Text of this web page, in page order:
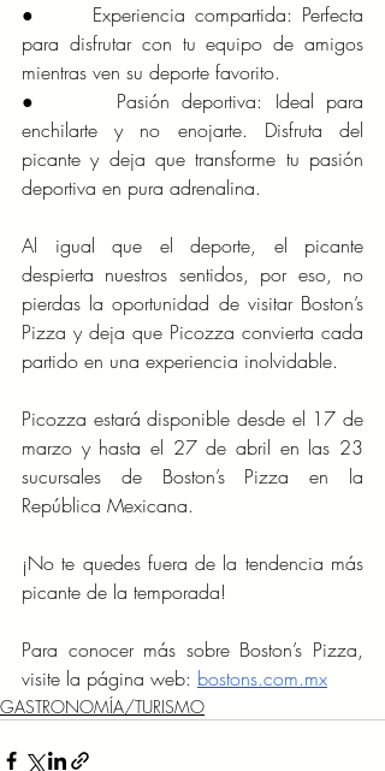
●      Experiencia compartida: Perfecta
para disfrutar con tu equipo de amigos
mientras ven su deporte favorito.
●      Pasión deportiva: Ideal para
enchilarte y no enojarte. Disfruta del
picante y deja que transforme tu pasión
deportiva en pura adrenalina.
Al igual que el deporte, el picante
despierta nuestros sentidos, por eso, no
pierdas la oportunidad de visitar Boston’s
Pizza y deja que Picozza convierta cada
partido en una experiencia inolvidable.
Picozza estará disponible desde el 17 de
marzo y hasta el 27 de abril en las 23
sucursales de Boston’s Pizza en la
República Mexicana.
¡No te quedes fuera de la tendencia más
picante de la temporada!
Para conocer más sobre Boston’s Pizza,
visite la página web: bostons.com.mx
GASTRONOMÍA/TURISMO